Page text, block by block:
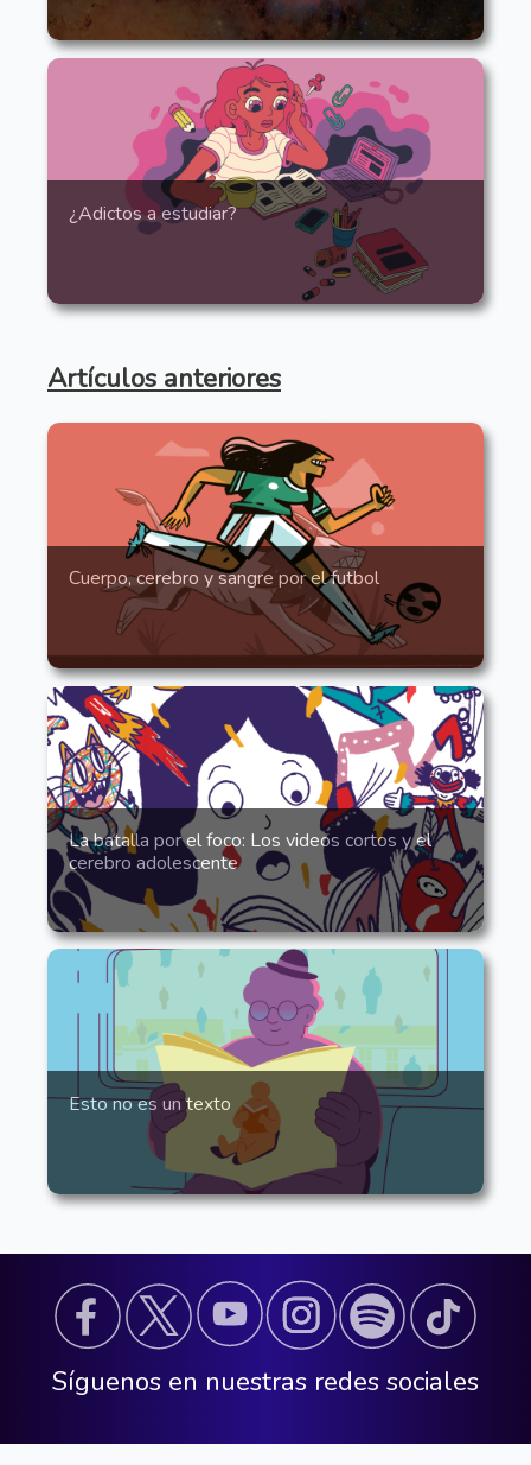
¿Adictos a estudiar?
Artículos anteriores
Cuerpo, cerebro y sangre por el futbol
La batalla por el foco: Los videos cortos y el
cerebro adolescente
Esto no es un texto
Síguenos en nuestras redes sociales